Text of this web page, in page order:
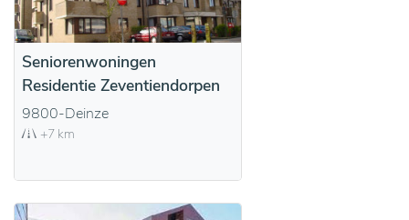
Seniorenwoningen
Residentie Zeventiendorpen
9800-Deinze
+7 km